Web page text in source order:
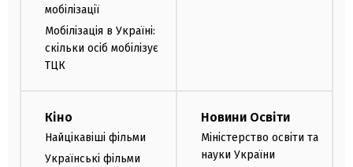
мобілізації
Мобілізація в Україні:
скільки осіб мобілізує
ТЦК
Кіно
Найцікавіші фільми
Українські фільми
Новини Освіти
Міністерство освіти та
науки України